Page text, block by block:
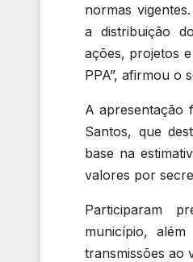
normas
a distribuição
ações, projetos
PPA”, afirmou o
A apresentação
Santos, que
base na
valores por
Participaram
município,
transmissões ao